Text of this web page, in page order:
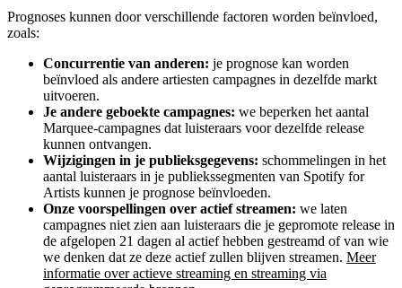
Prognoses kunnen door verschillende factoren worden beïnvloed,
zoals:
Concurrentie van anderen: je prognose kan worden
beïnvloed als andere artiesten campagnes in dezelfde markt
uitvoeren.
Je andere geboekte campagnes: we beperken het aantal
Marquee-campagnes dat luisteraars voor dezelfde release
kunnen ontvangen.
Wijzigingen in je publieksgegevens: schommelingen in het
aantal luisteraars in je publiekssegmenten van Spotify for
Artists kunnen je prognose beïnvloeden.
Onze voorspellingen over actief streamen: we laten
campagnes niet zien aan luisteraars die je gepromote release in
de afgelopen 21 dagen al actief hebben gestreamd of van wie
we denken dat ze deze actief zullen blijven streamen. Meer
informatie over actieve streaming en streaming via